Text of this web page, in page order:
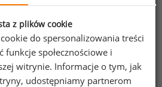
89%
z plików cookie
do spersonalizowania treści
społecznościowe i
witrynie. Informacje o tym, jak
udostępniamy partnerom